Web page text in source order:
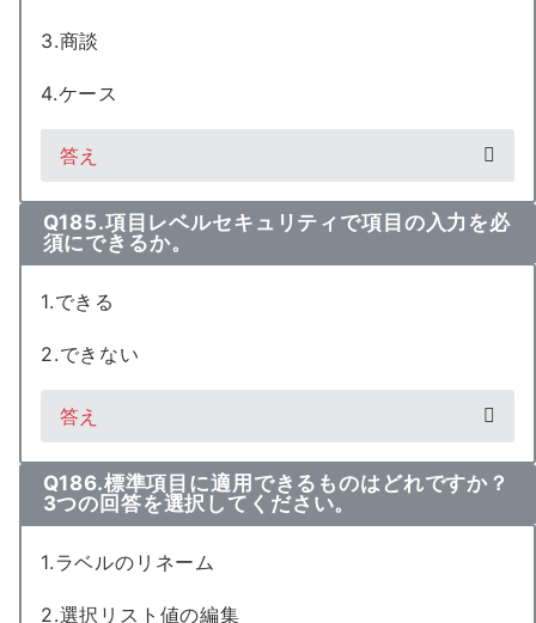
3.商談
4.ケース
答え
Q185.項目レベルセキュリティで項目の入力を必
須にできるか。
1.できる
2.できない
答え
Q186.標準項目に適用できるものはどれですか？
3つの回答を選択してください。
1.ラベルのリネーム
2.選択リスト値の編集